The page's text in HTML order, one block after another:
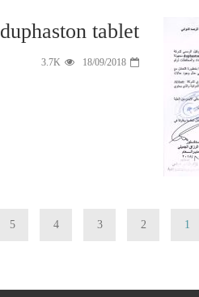
duphaston tablet
18/09/2018
3.7K
1
2
3
4
5